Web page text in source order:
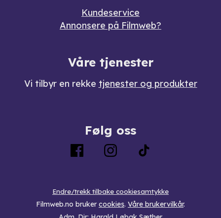
Kundeservice
Annonsere på Filmweb?
Våre tjenester
Vi tilbyr en rekke tjenester og produkter
Følg oss
Endre/trekk tilbake cookiesamtykke
Filmweb.no bruker cookies. Våre brukervilkår.